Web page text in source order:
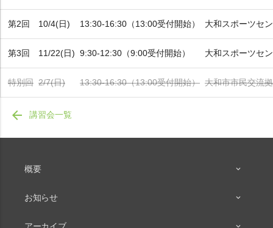
第2回 10/4(日) 13:30-16:30（13:00受付開始） 大和スポーツセ
第3回 11/22(日) 9:30-12:30（9:00受付開始） 大和スポーツセ
特別回 2/7(日) 13:30-16:30（13:00受付開始） 大和市市民交流
arrow_back 講習会一覧
概要
お知らせ